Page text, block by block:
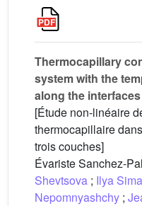
Thermocapillary
system with the
along the interfaces
[Étude non-linéaire
thermocapillaire
trois couches]
Évariste Sanchez-
Shevtsova ; Ilya
Nepomnyashchy ;